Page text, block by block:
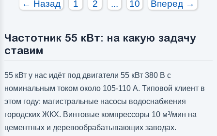
← Назад 1 2 ... 10 Вперед →
Частотник 55 кВт: на какую задачу
ставим
55 кВт у нас идёт под двигатели 55 кВт 380 В с
номинальным током около 105-110 А. Типовой клиент в
этом году: магистральные насосы водоснабжения
городских ЖКХ. Винтовые компрессоры 10 м³/мин на
цементных и деревообрабатывающих заводах.